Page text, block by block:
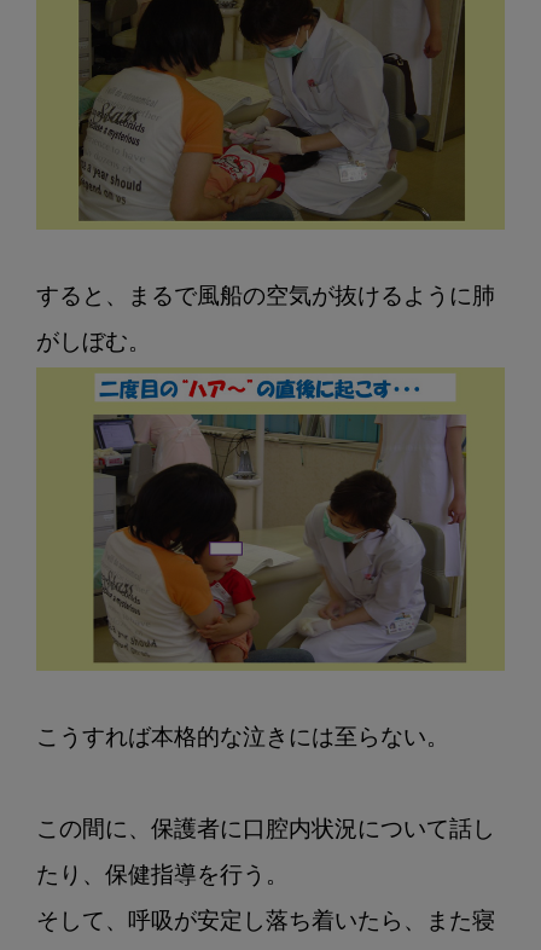
すると、まるで風船の空気が抜けるように肺
こうすれば本格的な泣きには至らない。
この間に、保護者に口腔内状況について話し
たり、保健指導を行う。
そして、呼吸が安定し落ち着いたら、また寝